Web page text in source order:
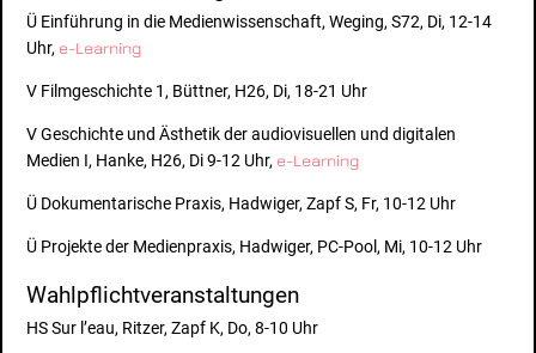
Ü Einführung in die Medienwissenschaft, Weging, S72, Di, 12-14
Uhr, e-Learning
V Filmgeschichte 1, Büttner, H26, Di, 18-21 Uhr
V Geschichte und Ästhetik der audiovisuellen und digitalen
Medien I, Hanke, H26, Di 9-12 Uhr, e-Learning
Ü Dokumentarische Praxis, Hadwiger, Zapf S, Fr, 10-12 Uhr
Ü Projekte der Medienpraxis, Hadwiger, PC-Pool, Mi, 10-12 Uhr
Wahlpflichtveranstaltungen
HS Sur l’eau, Ritzer, Zapf K, Do, 8-10 Uhr